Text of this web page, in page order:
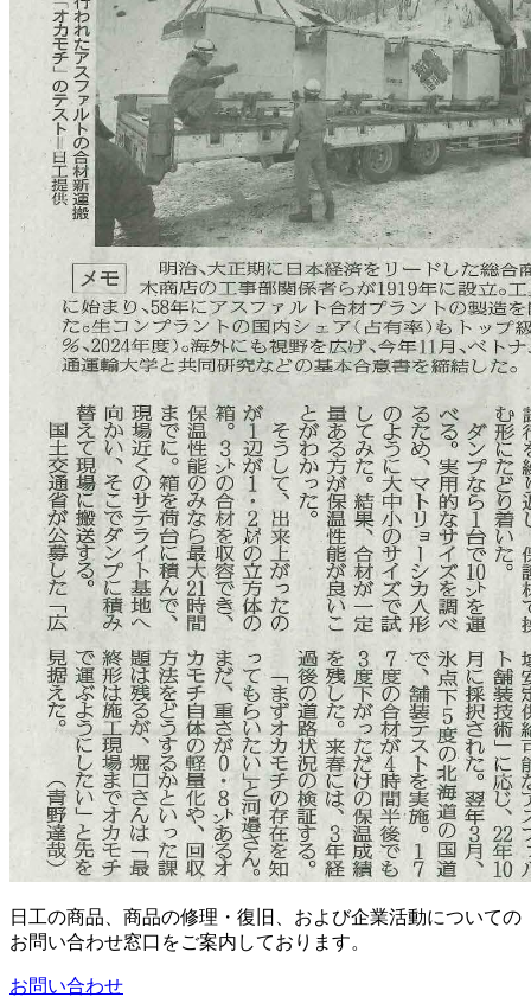
日工の商品、商品の修理・復旧、および企業活動についての
お問い合わせ窓口をご案内しております。
お問い合わせ